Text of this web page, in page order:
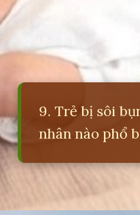
9. Trẻ bị sôi
nhân nào phổ